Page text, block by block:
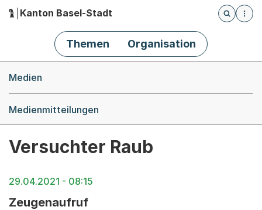
Hauptnavigation
Kanton Basel-Stadt
Öffnet
Themen Organisation
Medien
Medienmitteilungen
Versuchter Raub
29.04.2021 - 08:15
Zeugenaufruf